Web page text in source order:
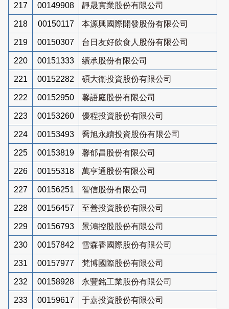
217 00149908 靜晟實業股份有限公司
218 00150117 本源興國際開發股份有限公司
219 00150307 台日友好飲食人股份有限公司
220 00151333 續承股份有限公司
221 00152282 碩大衛投資股份有限公司
222 00152950 馨語庭股份有限公司
223 00153260 優程投資股份有限公司
224 00153493 喬旭永續投資股份有限公司
225 00153819 馨郁昌股份有限公司
226 00155318 萬亨通股份有限公司
227 00156251 智信股份有限公司
228 00156457 至善投資股份有限公司
229 00156793 景鴻控股股份有限公司
230 00157842 雪森香國際股份有限公司
231 00157977 梵博國際股份有限公司
232 00158928 永豐銘工業股份有限公司
233 00159617 于嘉投資股份有限公司